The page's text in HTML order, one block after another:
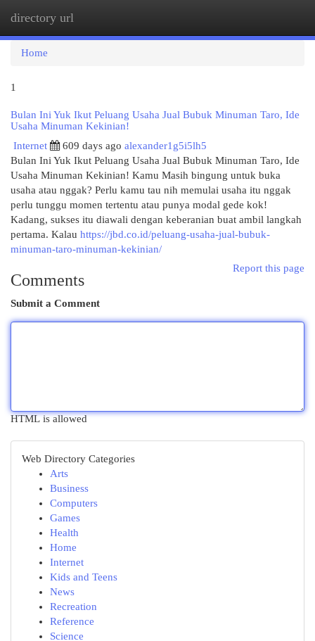
directory url
Home
1
Bulan Ini Yuk Ikut Peluang Usaha Jual Bubuk Minuman Taro, Ide
Usaha Minuman Kekinian!
Internet
609 days ago alexander1g5i5lh5
Bulan Ini Yuk Ikut Peluang Usaha Jual Bubuk Minuman Taro, Ide
Usaha Minuman Kekinian! Kamu Masih bingung untuk buka
usaha atau nggak? Perlu kamu tau nih memulai usaha itu nggak
perlu tunggu momen tertentu atau punya modal gede kok!
Kadang, sukses itu diawali dengan keberanian buat ambil langkah
pertama. Kalau https://jbd.co.id/peluang-usaha-jual-bubuk-
minuman-taro-minuman-kekinian/
Report this page
Comments
Submit a Comment
HTML is allowed
Web Directory Categories
Arts
Business
Computers
Games
Health
Home
Internet
Kids and Teens
News
Recreation
Reference
Science